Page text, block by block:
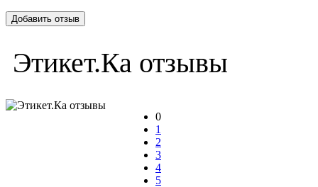
Этикет.Ка отзывы
0
1
2
3
4
5